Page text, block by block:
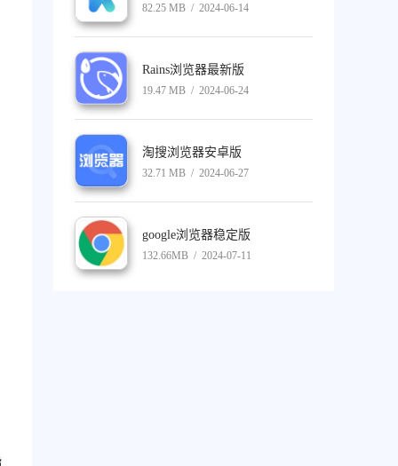
82.25 MB / 2024-06-14
Rains浏览器最新版
19.47 MB / 2024-06-24
淘搜浏览器安卓版
32.71 MB / 2024-06-27
google浏览器稳定版
132.66MB / 2024-07-11